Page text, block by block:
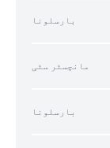
بارسلونا
مانچسٹر سٹی
بارسلونا